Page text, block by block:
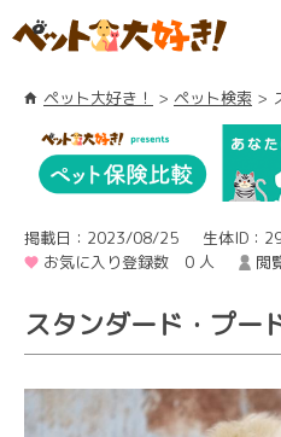
ペット大好き！ ペット検索
掲載日：2023/08/25
生体ID：
お気に入り登録数 0 人
閲
スタンダード・プー